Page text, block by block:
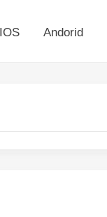
IOS Andorid